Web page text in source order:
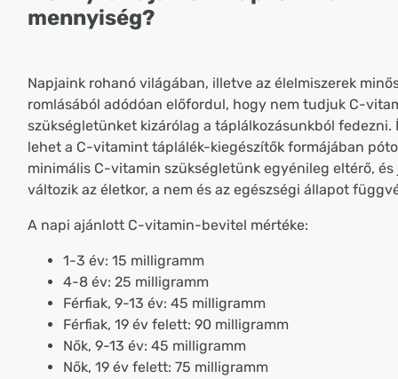
mennyiség?
Napjaink rohanó világában, illetve az élelmiszerek
romlásából adódóan előfordul, hogy nem tudjuk C-
szükségletünket kizárólag a táplálkozásunkból fedezni.
lehet a C-vitamint táplálék-kiegészítők formájában
minimális C-vitamin szükségletünk egyénileg eltérő, és
változik az életkor, a nem és az egészségi állapot
A napi ajánlott C-vitamin-bevitel mértéke:
1-3 év: 15 milligramm
4-8 év: 25 milligramm
Férfiak, 9-13 év: 45 milligramm
Férfiak, 19 év felett: 90 milligramm
Nők, 9-13 év: 45 milligramm
Nők, 19 év felett: 75 milligramm